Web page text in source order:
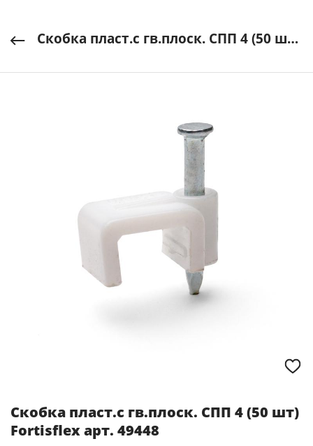
Скобка пласт.с гв.плоск. СПП 4 (50 шт) Fortisflex арт. 49448
Скобка пласт.с гв.плоск. СПП 4 (50 шт)
Fortisflex арт. 49448